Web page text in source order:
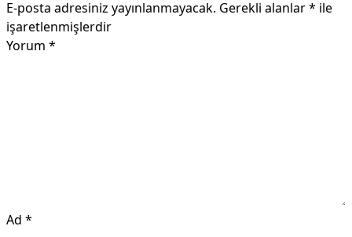
E-posta adresiniz yayınlanmayacak. Gerekli alanlar* ile
işaretlenmişlerdir
Yorum *
Ad *